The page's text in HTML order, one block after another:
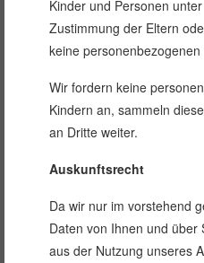
Kinder und Personen
Zustimmung der Eltern
keine
Wir fordern keine
Kindern an, sammeln
an Dritte weiter.
Auskunftsrecht
Da wir nur im vorstehend
Daten von Ihnen und über
aus der Nutzung unseres